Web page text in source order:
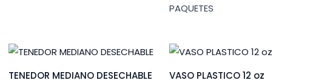
PAQUETES
TENEDOR MEDIANO DESECHABLE VASO PLASTICO 12 oz